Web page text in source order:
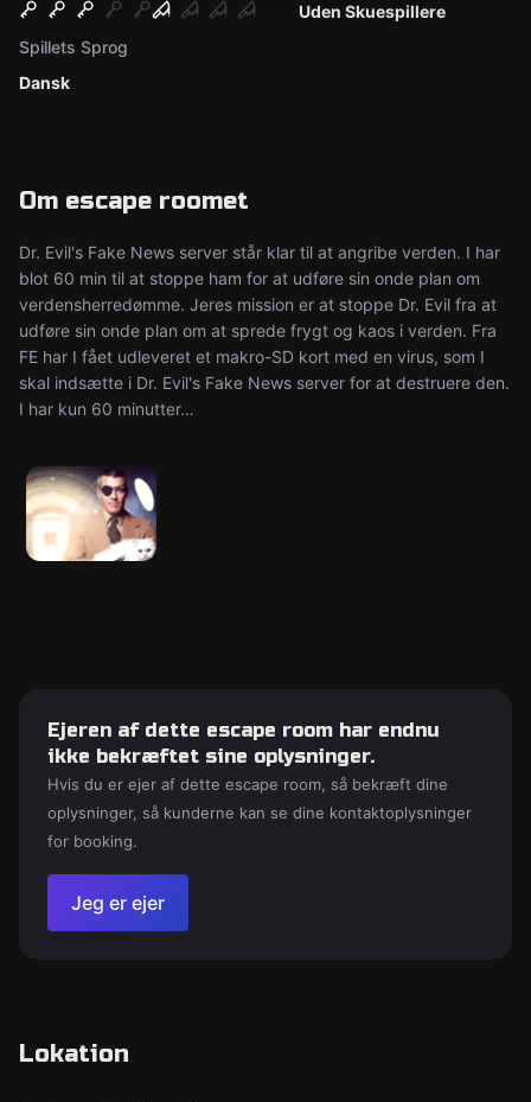
Uden Skuespillere
Dansk
Spillets Sprog
Om escape roomet
Dr. Evil's Fake News server står klar til at angribe verden. I har
blot 60 min til at stoppe ham for at udføre sin onde plan om
verdensherredømme. Jeres mission er at stoppe Dr. Evil fra at
udføre sin onde plan om at sprede frygt og kaos i verden. Fra
FE har I fået udleveret et makro-SD kort med en virus, som I
skal indsætte i Dr. Evil's Fake News server for at destruere den.
I har kun 60 minutter…
Ejeren af dette escape room har endnu
ikke bekræftet sine oplysninger.
Hvis du er ejer af dette escape room, så bekræft dine
oplysninger, så kunderne kan se dine kontaktoplysninger
for booking.
Jeg er ejer
Lokation